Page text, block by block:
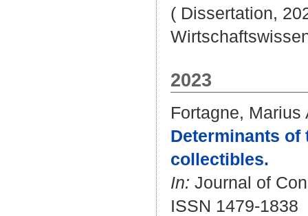
( Dissertation,
2023
Fortagne, Marius
Determinants of
collectibles.
In: Journal of
ISSN 1479-1838